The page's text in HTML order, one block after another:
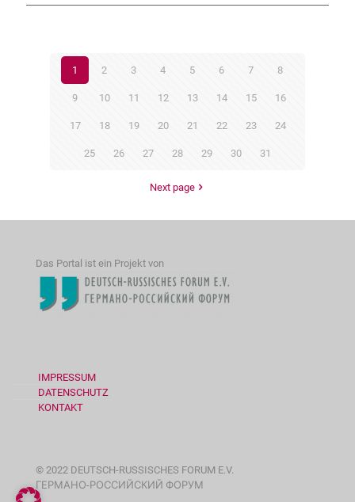
1 2 3 4 5 6 7 8
9 10 11 12 13 14 15 16
17 18 19 20 21 22 23 24
25 26 27 28 29 30 31
Next page
Das Portal ist ein Projekt von
IMPRESSUM
DATENSCHUTZ
KONTAKT
© 2022 DEUTSCH-RUSSISCHES FORUM E.V.
ГЕРМАНО-РОССИЙСКИЙ ФОРУМ